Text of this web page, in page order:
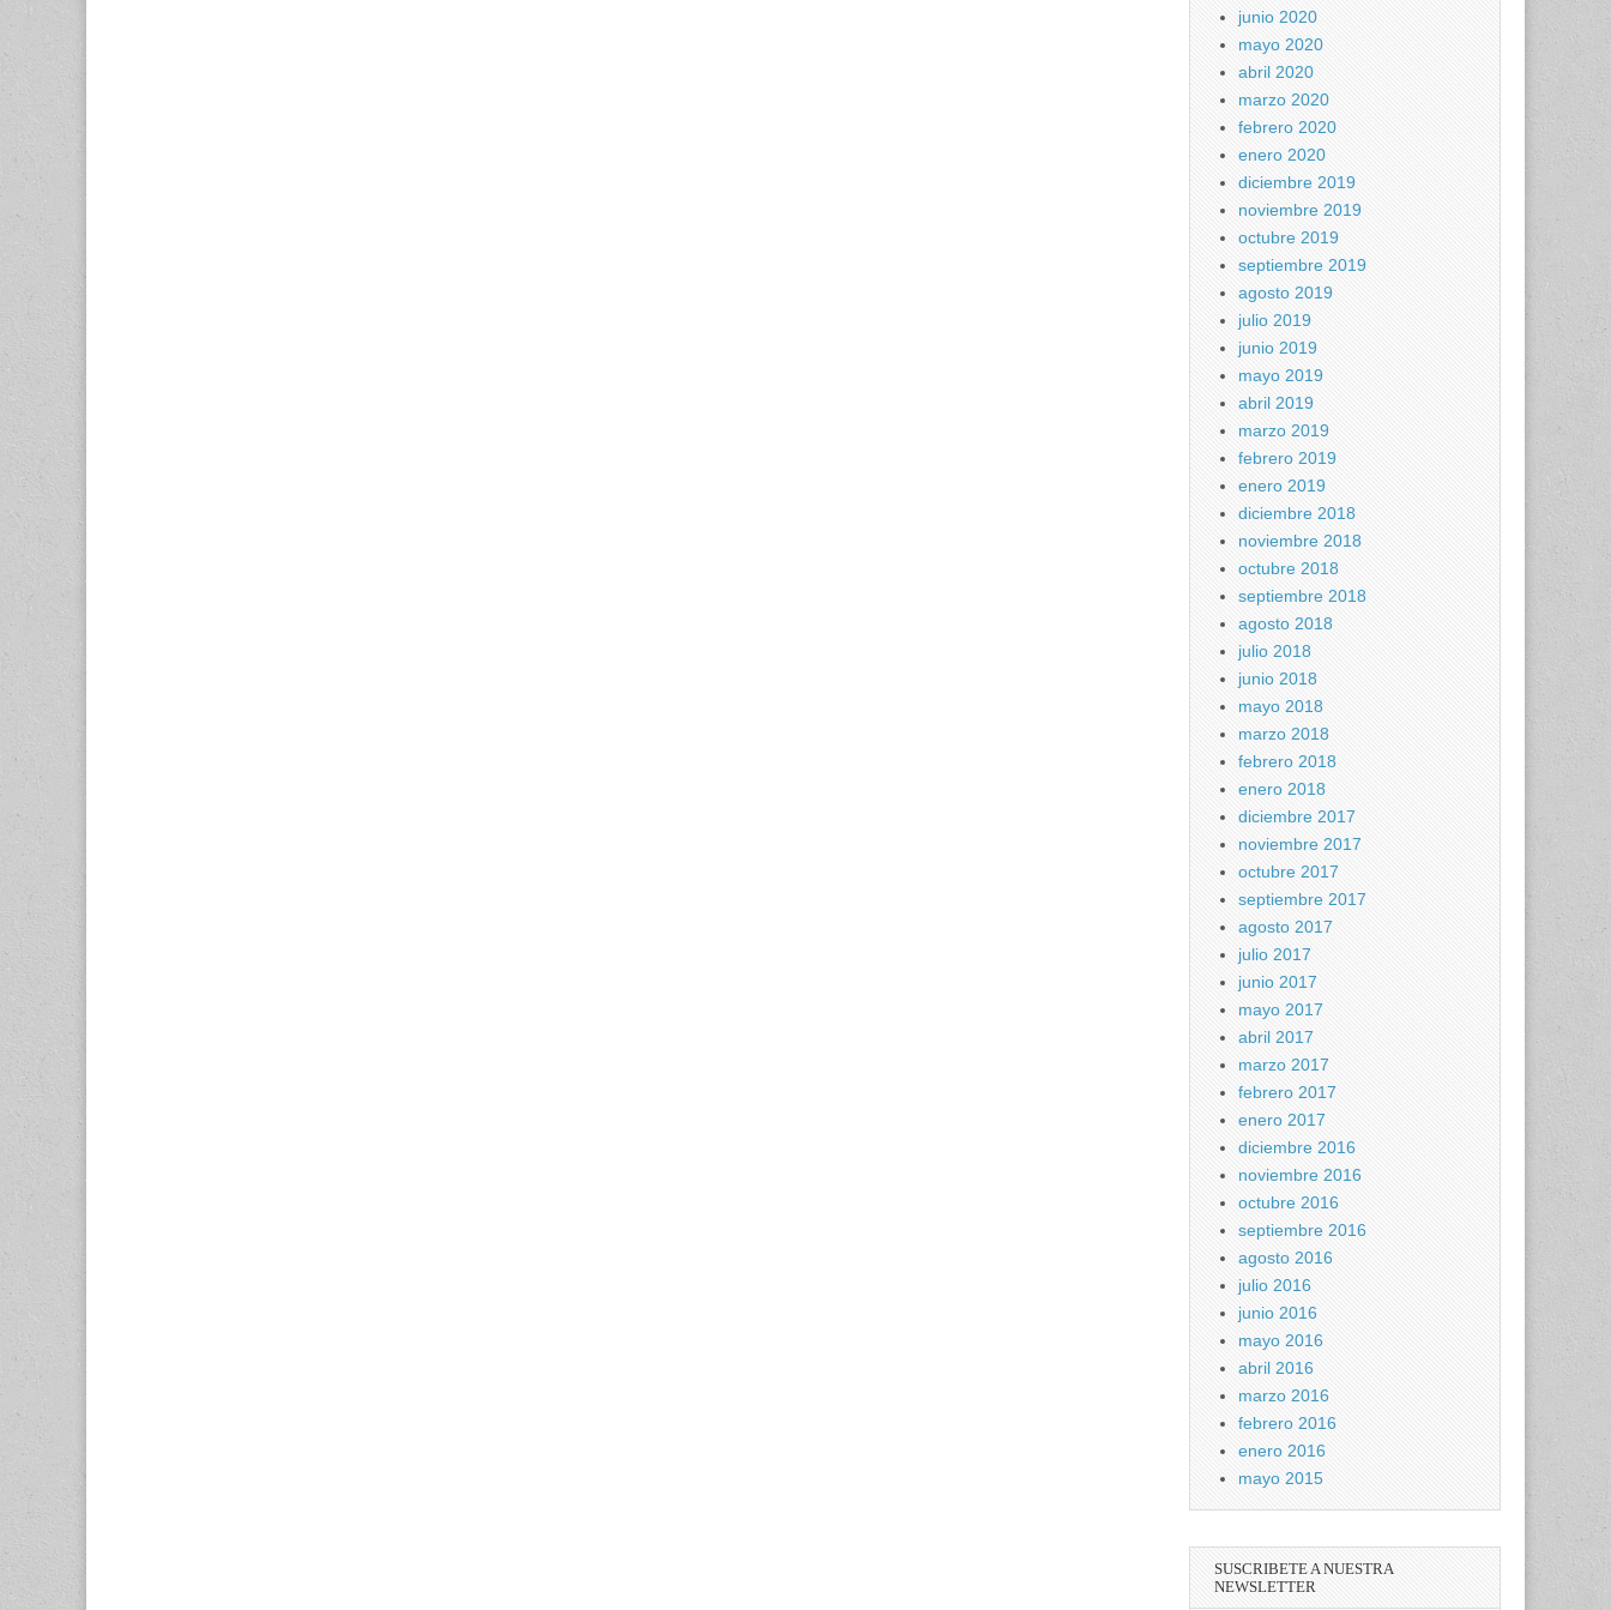
junio 2020
mayo 2020
abril 2020
marzo 2020
febrero 2020
enero 2020
diciembre 2019
noviembre 2019
octubre 2019
septiembre 2019
agosto 2019
julio 2019
junio 2019
mayo 2019
abril 2019
marzo 2019
febrero 2019
enero 2019
diciembre 2018
noviembre 2018
octubre 2018
septiembre 2018
agosto 2018
julio 2018
junio 2018
mayo 2018
marzo 2018
febrero 2018
enero 2018
diciembre 2017
noviembre 2017
octubre 2017
septiembre 2017
agosto 2017
julio 2017
junio 2017
mayo 2017
abril 2017
marzo 2017
febrero 2017
enero 2017
diciembre 2016
noviembre 2016
octubre 2016
septiembre 2016
agosto 2016
julio 2016
junio 2016
mayo 2016
abril 2016
marzo 2016
febrero 2016
enero 2016
mayo 2015
SUSCRIBETE A NUESTRA
NEWSLETTER